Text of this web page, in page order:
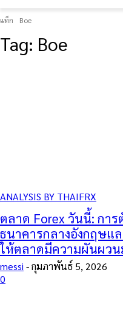
แท็ก Boe
Tag: Boe
ANALYSIS BY THAIFRX
ตลาด Forex วันนี้: กา
ธนาคารกลางอังกฤษแ
ให้ตลาดมีความผันผว
messi -กุมภาพันธ์ 5, 2026
0